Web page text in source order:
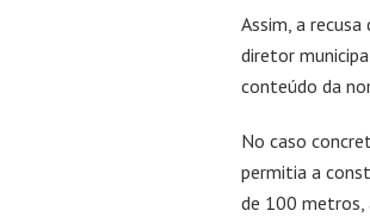
Assim, a
diretor
conteúdo da
No caso
permitia a
de 100 metros,